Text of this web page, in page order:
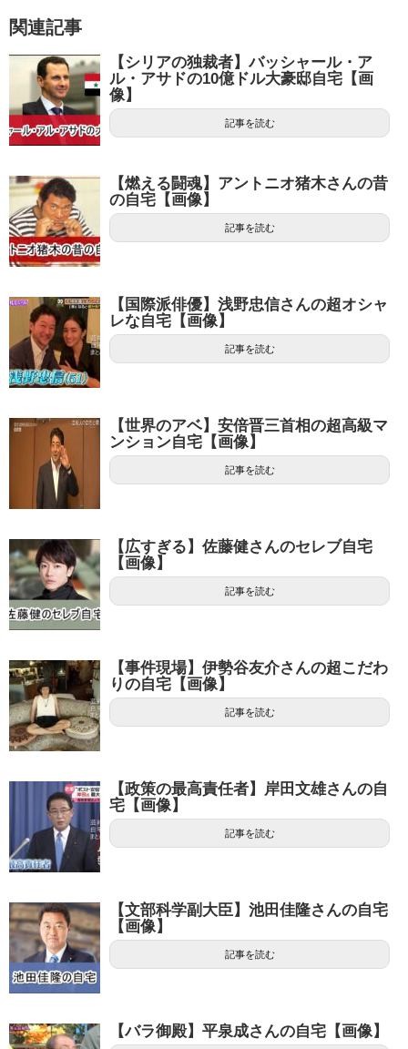
関連記事
【シリアの独裁者】バッシャール・ア
ル・アサドの10億ドル大豪邸自宅【画
像】
記事を読む
【燃える闘魂】アントニオ猪木さんの昔
の自宅【画像】
記事を読む
【国際派俳優】浅野忠信さんの超オシャ
レな自宅【画像】
記事を読む
【世界のアベ】安倍晋三首相の超高級マ
ンション自宅【画像】
記事を読む
【広すぎる】佐藤健さんのセレブ自宅
【画像】
記事を読む
【事件現場】伊勢谷友介さんの超こだわ
りの自宅【画像】
記事を読む
【政策の最高責任者】岸田文雄さんの自
宅【画像】
記事を読む
【文部科学副大臣】池田佳隆さんの自宅
【画像】
記事を読む
【バラ御殿】平泉成さんの自宅【画像】